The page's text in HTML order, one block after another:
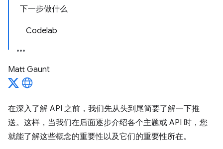
下一步做什么
Codelab
Matt Gaunt
在深入了解 API 之前，我们先从头到尾简要了解一下推
送。这样，当我们在后面逐步介绍各个主题或 API 时，您
就能了解这些概念的重要性以及它们的重要性所在。